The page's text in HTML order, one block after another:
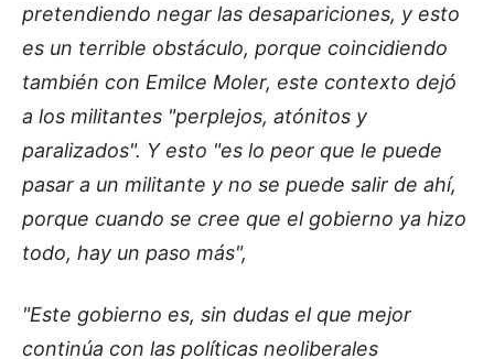
pretendiendo negar las desapariciones, y esto
es un terrible obstáculo, porque coincidiendo
también con Emilce Moler, este contexto dejó
a los militantes "perplejos, atónitos y
paralizados". Y esto "es lo peor que le puede
pasar a un militante y no se puede salir de ahí,
porque cuando se cree que el gobierno ya hizo
todo, hay un paso más",
"Este gobierno es, sin dudas el que mejor
continúa con las políticas neoliberales